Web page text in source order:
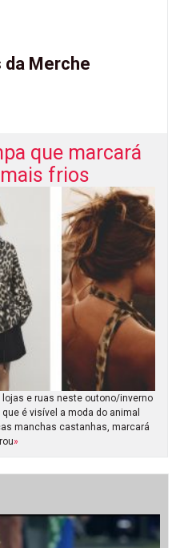
da Merche
que marcará
frios
lojas e ruas neste outono/inverno
é visível a moda do animal
manchas castanhas, marcará
»